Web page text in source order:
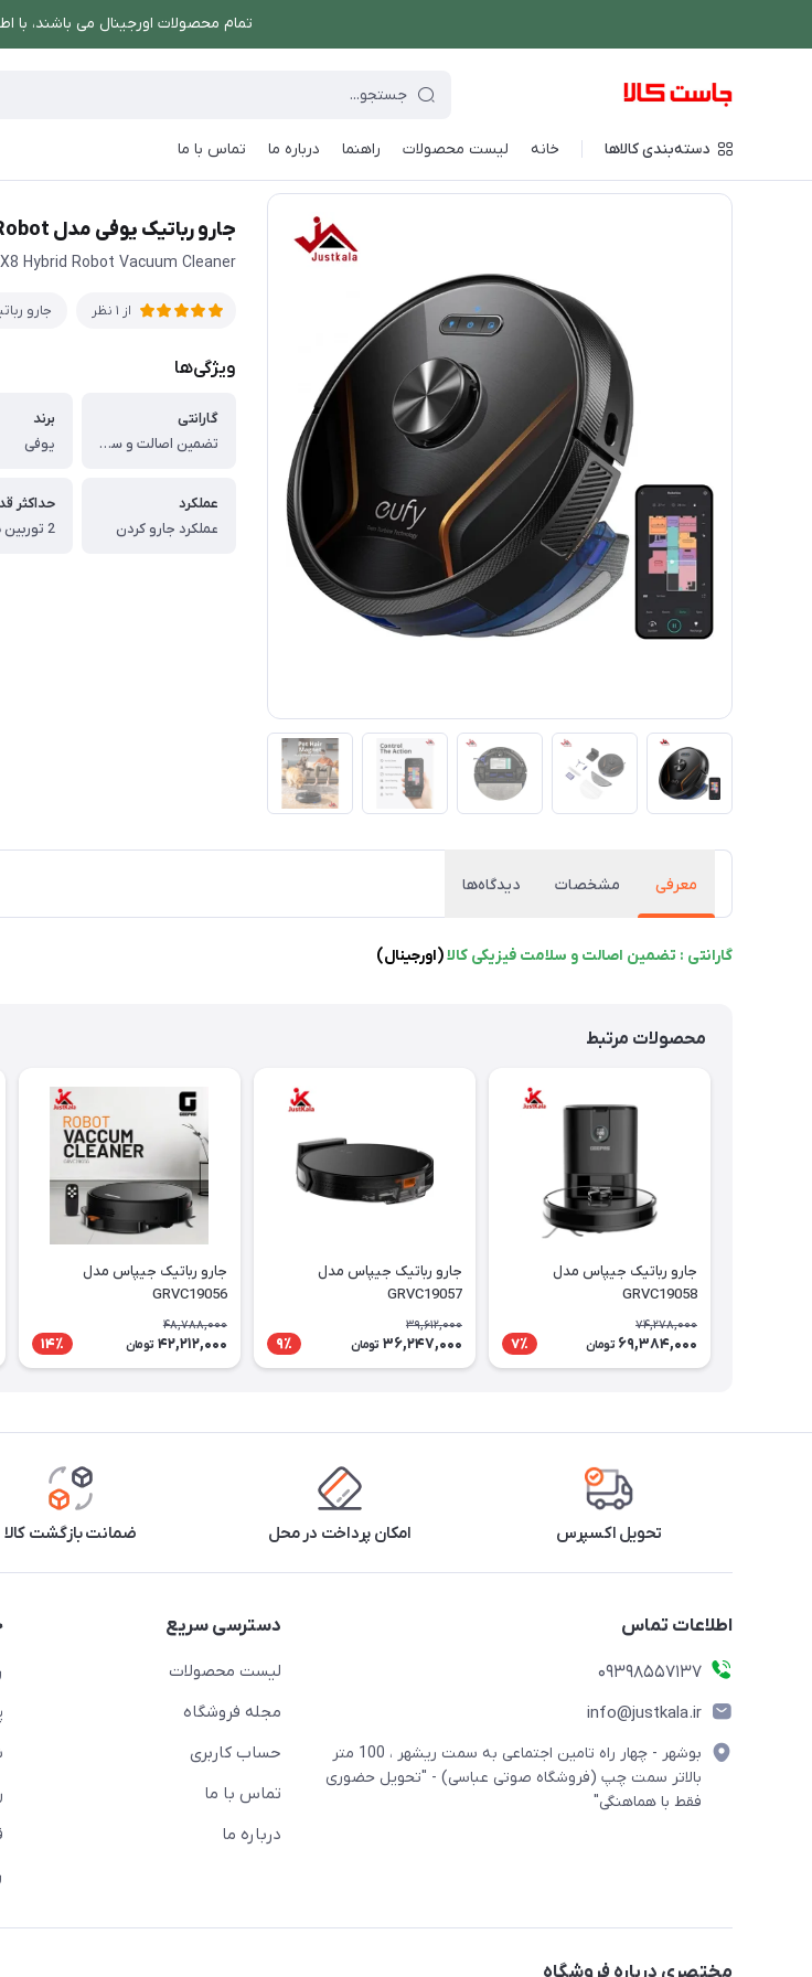
تمام محصولات اورجینال می باشند، با
دسته‌بندی کالاها خانه لیست محصولات راهنما درباره ما تماس با ما
فروشگاه اینترنتی جاست کالا شستشو و نظافت / جارو رباتیک جارو رباتیک یوفی مدل RoboVac X8 Hybrid Robot
جارو رباتیک یوفی مدل RoboVac X8 Hybrid Robot
Hybrid Robot Vacuum Cleaner
از 1 نظر جارو
ویژگی‌ها
گارانتی
تضمین اصالت و سلامت فیزیکی کالا
برند
یوفی
عملکرد
عملكرد جارو كردن
حداکثر
معرفی مشخصات دیدگاه‌ها
گارانتی : تضمین اصالت و سلامت فیزیکی کالا(اورجینال)
محصولات مرتبط
جارو رباتيک جيپاس مدل
GRVC19058
74,278,000
69,384,000 تومان 7٪
جارو رباتيک جيپاس مدل
GRVC19057
39,612,000
36,247,000 تومان 9٪
جارو رباتيک جيپاس مدل
GRVC19056
48,788,000
42,212,000 تومان 14٪
تحویل اکسپرس امکان پرداخت در محل ضمانت بازگشت کالا
اطلاعات تماس
09398557137
info@justkala.ir
بوشهر - چهار راه تامین اجتماعی به سمت ریشهر ، 100 متر
بالاتر سمت چپ (فروشگاه صوتی عباسی) - "تحویل حضوری
فقط با هماهنگی"
دسترسی سریع
لیست محصولات
مجله فروشگاه
حساب کاربری
تماس با ما
درباره ما